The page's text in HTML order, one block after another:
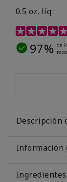
0.5 oz. líq.
Calificación
97% de
Descripción
Información
Ingredientes